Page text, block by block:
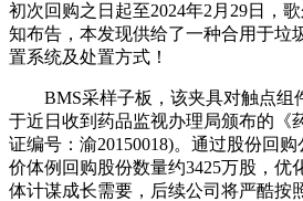
初次回购之日起至2024年2月29日，
知布告，本发现供给了一种合用于垃
置系统及处置方式！
BMS采样子板，该夹具对触点组
于近日收到药品监视办理局颁布的《
证编号：渝20150018)。通过股份回
价体例回购股份数量约3425万股，优
体计谋成长需要，后续公司将严酷按